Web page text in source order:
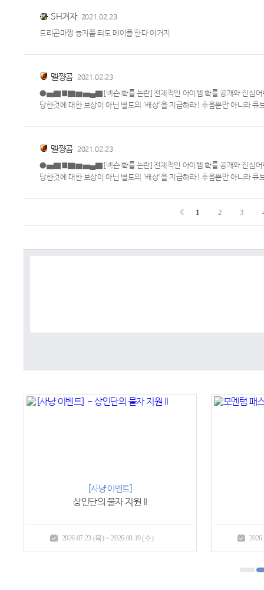
SH겨자 2021.02.23
드리곤마쩡 능지쯤 되도 메이플 한다 이거지
멜쨩곰 2021.02.23
●▅▇█▇▆▅▄▇[넥슨 확률 논란]전체적인 아이템 확률 공개와 진심어린
당한것에 대한 보상이 아닌 별도의 '배상'을 지급하라! 추옵뿐만 아니라
멜쨩곰 2021.02.23
●▅▇█▇▆▅▄▇[넥슨 확률 논란]전체적인 아이템 확률 공개와 진심어린
당한것에 대한 보상이 아닌 별도의 '배상'을 지급하라! 추옵뿐만 아니라
1 2 3
[사냥 이벤트]
상인단의 물자 지원 II
2026.07.23 (목) ~ 2026.08.19 (수)